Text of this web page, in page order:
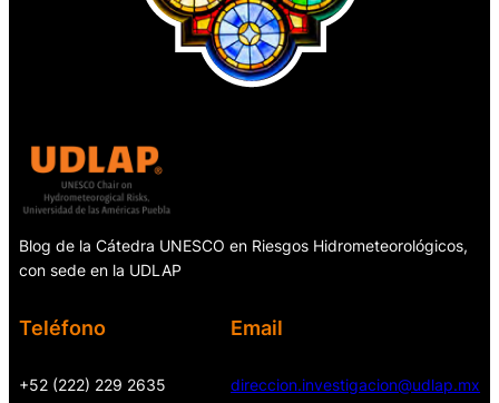
Blog de la Cátedra UNESCO en Riesgos Hidrometeorológicos,
con sede en la UDLAP
Teléfono
+52 (222) 229 2635
Email
direccion.investigacion@udlap.mx